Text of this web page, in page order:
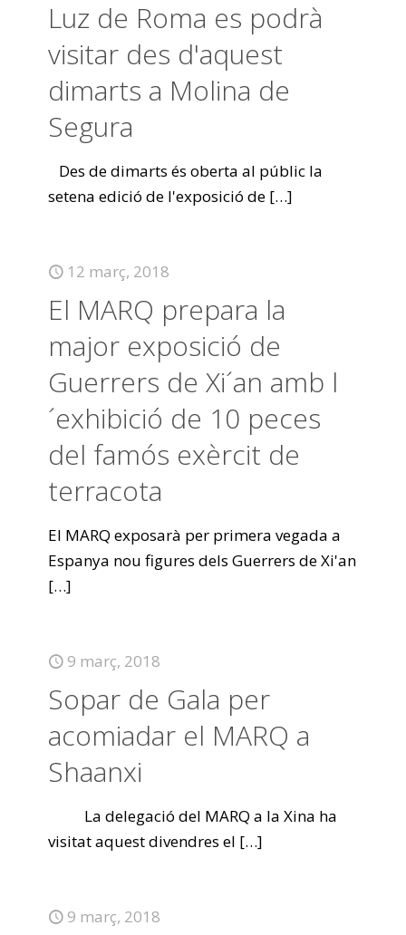
Luz de Roma es podrà
visitar des d'aquest
dimarts a Molina de
Segura
Des de dimarts és oberta al públic la
setena edició de l'exposició de […]
12 març, 2018
El MARQ prepara la
major exposició de
Guerrers de Xi´an amb l
´exhibició de 10 peces
del famós exèrcit de
terracota
El MARQ exposarà per primera vegada a
Espanya nou figures dels Guerrers de Xi'an
[…]
9 març, 2018
Sopar de Gala per
acomiadar el MARQ a
Shaanxi
La delegació del MARQ a la Xina ha
visitat aquest divendres el […]
9 març, 2018